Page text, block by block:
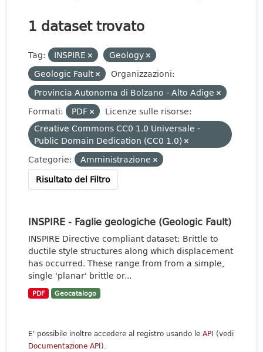
1 dataset trovato
Tag: INSPIRE
Geology
Geologic Fault
Organizzazioni:
Provincia Autonoma di Bolzano - Alto Adige
Formati:
PDF
Licenze sulle risorse:
Creative Commons CC0 1.0 Universale -
Public Domain Dedication (CC0 1.0)
Categorie:
Amministrazione
Risultato del Filtro
INSPIRE - Faglie geologiche (Geologic Fault)
INSPIRE Directive compliant dataset: Brittle to
ductile style structures along which displacement
has occurred. These range from from a simple,
single 'planar' brittle or...
PDF Geocatalogo
E' possibile inoltre accedere al registro usando le API (vedi
Documentazione API).